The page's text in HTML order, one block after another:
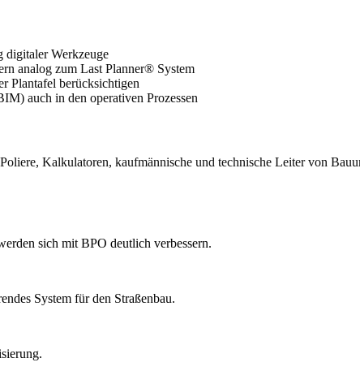
digitaler Werkzeuge
analog zum Last Planner® System
Plantafel berücksichtigen
auch in den operativen Prozessen
Kalkulatoren, kaufmännische und technische Leiter von
sich mit BPO deutlich verbessern.
System für den Straßenbau.